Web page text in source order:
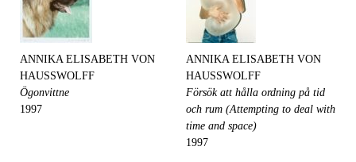
ANNIKA ELISABETH VON
HAUSSWOLFF
Ögonvittne
1997
ANNIKA ELISABETH VON
HAUSSWOLFF
Försök att hålla ordning på tid
och rum (Attempting to deal with
time and space)
1997